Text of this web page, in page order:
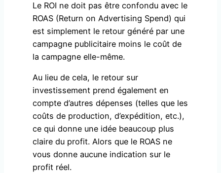
Le ROI ne doit pas être confondu avec le
ROAS (Return on Advertising Spend) qui
est simplement le retour généré par une
campagne publicitaire moins le coût de
la campagne elle-même.
Au lieu de cela, le retour sur
investissement prend également en
compte d’autres dépenses (telles que les
coûts de production, d’expédition, etc.),
ce qui donne une idée beaucoup plus
claire du profit. Alors que le ROAS ne
vous donne aucune indication sur le
profit réel.